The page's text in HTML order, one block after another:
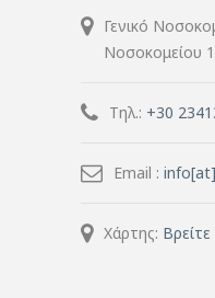
Γενικό
Νοσοκομείου
Τηλ.: +30
Email :
Χάρτης: